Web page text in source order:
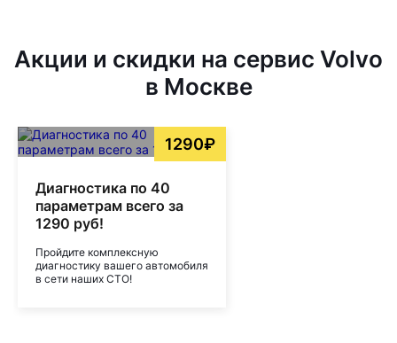
Акции и скидки на сервис Volvo
в Москве
1290₽
Диагностика по 40
параметрам всего за
1290 руб!
Пройдите комплексную
диагностику вашего автомобиля
в сети наших СТО!